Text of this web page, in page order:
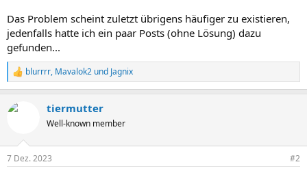
Das Problem scheint zuletzt übrigens häufiger zu existieren,
jedenfalls hatte ich ein paar Posts (ohne Lösung) dazu
gefunden...
R
e
k
e
blurrrr, Mavalok2 und Jagnix
tiermutter
Well-known member
7 Dez. 2023 #2